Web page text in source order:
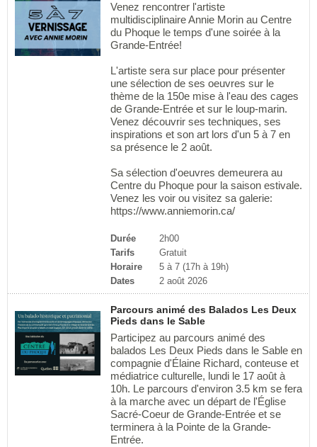
Venez rencontrer l'artiste
multidisciplinaire Annie Morin au Centre
du Phoque le temps d'une soirée à la
Grande-Entrée!
L'artiste sera sur place pour présenter
une sélection de ses oeuvres sur le
thème de la 150e mise à l'eau des cages
de Grande-Entrée et sur le loup-marin.
Venez découvrir ses techniques, ses
inspirations et son art lors d'un 5 à 7 en
sa présence le 2 août.
Sa sélection d'oeuvres demeurera au
Centre du Phoque pour la saison estivale.
Venez les voir ou visitez sa galerie:
https://www.anniemorin.ca/
Durée
2h00
Tarifs
Gratuit
Horaire
5 à 7 (17h à 19h)
Dates
2 août 2026
Parcours animé des Balados Les Deux
Pieds dans le Sable
Participez au parcours animé des
balados Les Deux Pieds dans le Sable en
compagnie d'Élaine Richard, conteuse et
médiatrice culturelle, lundi le 17 août à
10h. Le parcours d'environ 3.5 km se fera
à la marche avec un départ de l'Église
Sacré-Coeur de Grande-Entrée et se
terminera à la Pointe de la Grande-
Entrée.